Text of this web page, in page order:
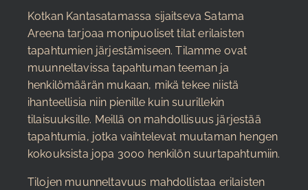
Kotkan Kantasatamassa sijaitseva Satama
Areena tarjoaa monipuoliset tilat erilaisten
tapahtumien järjestämiseen. Tilamme ovat
muunneltavissa tapahtuman teeman ja
henkilömäärän mukaan, mikä tekee niistä
ihanteellisia niin pienille kuin suurillekin
tilaisuuksille. Meillä on mahdollisuus järjestää
tapahtumia, jotka vaihtelevat muutaman hengen
kokouksista jopa 3000 henkilön suurtapahtumiin.
Tilojen muunneltavuus mahdollistaa erilaisten